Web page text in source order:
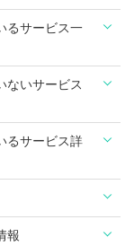
るサービス一
ないサービス
るサービス詳
報